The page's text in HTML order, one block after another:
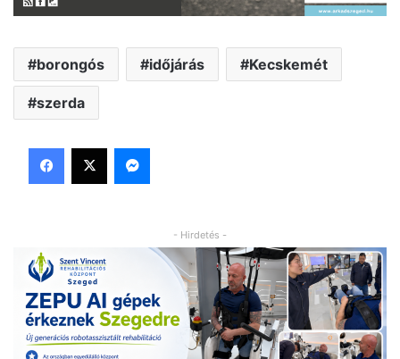
borongós időjárás Kecskemét
szerda
Facebook
X Messenger
- Hirdetés -